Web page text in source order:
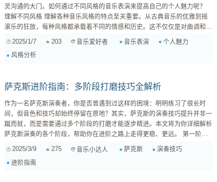
灵沟通的大门。如何通过不同风格的音乐表演来提高自己的个人魅力呢？
理解不同风格 理解各种音乐风格的特点至关重要。从古典音乐的优雅到摇
滚乐的狂放，每种风格都承载着不同的情感和历史。这不仅仅是对曲调和节
验一些经典作品，比如巴赫的严谨与细腻，或者是窦唯的叛逆与狂放。这样
的分析可以帮助你找到自己的定位。 融入自身情感 表演不仅仅是唱歌或演
2025/1/7 203 音乐爱好者 音乐表演
个人魅力
风格分析
萨克斯进阶指南：多阶段打磨技巧全解析
作为一名萨克斯演奏者，你是否曾遇到过这样的困境：明明练习了很长时
间，但音色和技巧却始终停留在原地？其实，萨克斯的演奏技巧提升并非一
蹴而就，而是需要通过多个阶段的打磨才能逐步精进。本文将为你详细解析
萨克斯演奏的各个阶段，帮助你在进阶之路上走得更稳、更远。 第一阶
础。你需要学会运用腹式呼吸，同时保持气息的平稳与持续。具体操作方法
如下： 站立时，双脚分开与肩同宽，保持身体放松。 深呼吸，感受气息从
2025/3/9 275 音乐小达人 萨克斯
演奏技巧
进阶指南